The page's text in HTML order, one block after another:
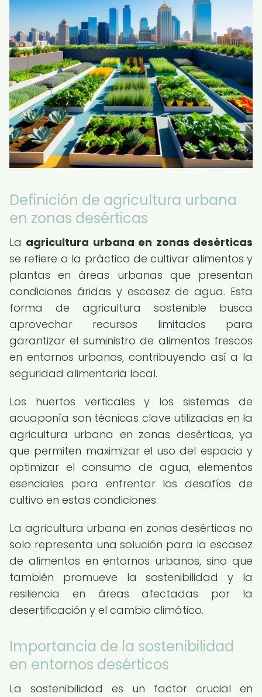
Definición de agricultura urbana
en zonas desérticas
La agricultura urbana en zonas desérticas
se refiere a la práctica de cultivar alimentos y
plantas en áreas urbanas que presentan
condiciones áridas y escasez de agua. Esta
forma de agricultura sostenible busca
aprovechar recursos limitados para
garantizar el suministro de alimentos frescos
en entornos urbanos, contribuyendo así a la
seguridad alimentaria local.
Los huertos verticales y los sistemas de
acuaponía son técnicas clave utilizadas en la
agricultura urbana en zonas desérticas, ya
que permiten maximizar el uso del espacio y
optimizar el consumo de agua, elementos
esenciales para enfrentar los desafíos de
cultivo en estas condiciones.
La agricultura urbana en zonas desérticas no
solo representa una solución para la escasez
de alimentos en entornos urbanos, sino que
también promueve la sostenibilidad y la
resiliencia en áreas afectadas por la
desertificación y el cambio climático.
Importancia de la sostenibilidad
en entornos desérticos
La sostenibilidad es un factor crucial en